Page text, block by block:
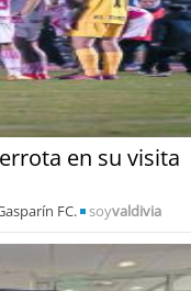
en su visita
FC. soyvaldivia